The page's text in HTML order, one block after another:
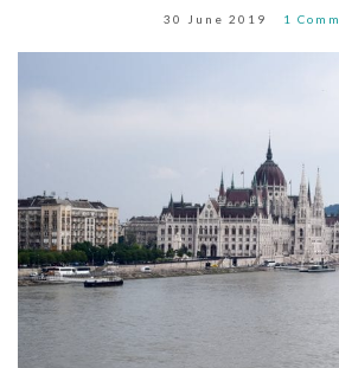
30 June 2019 1